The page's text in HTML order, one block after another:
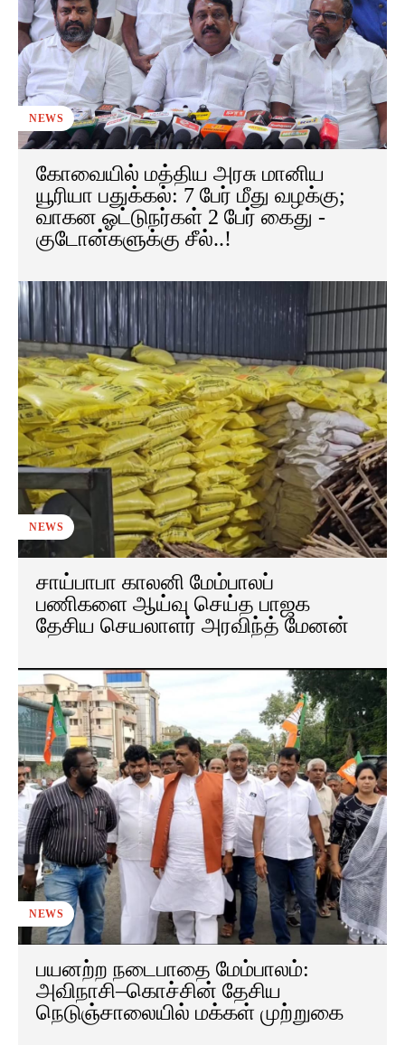
NEWS
கோவையில் மத்திய அரசு மானிய
யூரியா பதுக்கல்: 7 பேர் மீது வழக்கு;
வாகன ஓட்டுநர்கள் 2 பேர் கைது -
குடோன்களுக்கு சீல்..!
NEWS
சாய்பாபா காலனி மேம்பாலப்
பணிகளை ஆய்வு செய்த பாஜக
தேசிய செயலாளர் அரவிந்த் மேனன்
NEWS
பயனற்ற நடைபாதை மேம்பாலம்:
அவிநாசி–கொச்சின் தேசிய
நெடுஞ்சாலையில் மக்கள் முற்றுகை